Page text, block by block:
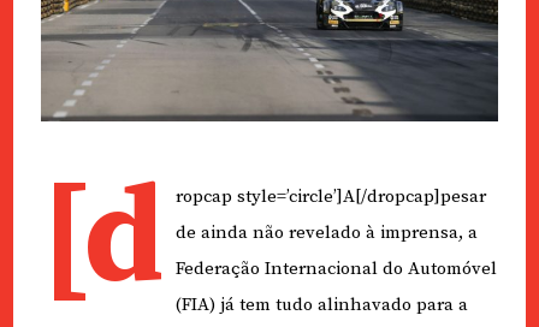
[d
ropcap style=’circle’]A[/dropcap]pesar
de ainda não revelado à imprensa, a
Federação Internacional do Automóvel
(FIA) já tem tudo alinhavado para a